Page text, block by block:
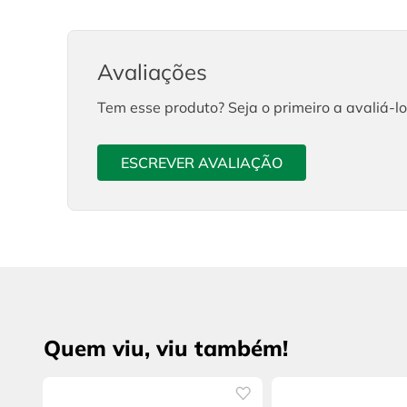
Avaliações
Tem esse produto? Seja o primeiro a avaliá-
ESCREVER AVALIAÇÃO
Quem viu, viu também!